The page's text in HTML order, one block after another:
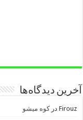
آخرین دیدگاه‌ها
Firouz درکوه میشو